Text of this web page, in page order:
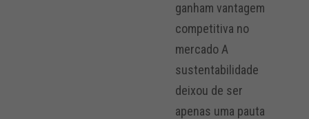
ganham vantagem
competitiva no
mercado A
sustentabilidade
deixou de ser
apenas uma pauta